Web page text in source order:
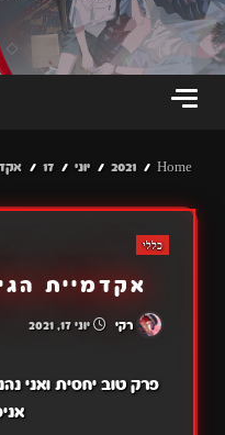
Home
2021 יוני 17
כללי
אקדמיית
רקי יוני 17, 2021
פרק טוב יחסית ואני